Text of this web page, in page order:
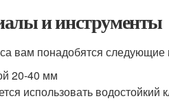
и инструменты
вам понадобятся
20-40 мм
использовать водостойкий